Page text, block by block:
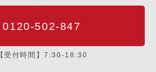
0120-502-847
【受付時間】7:30-18:30